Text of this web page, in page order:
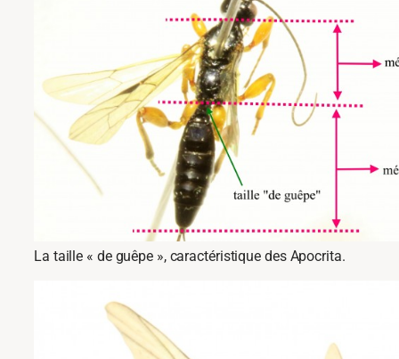
La taille « de guêpe », caractéristique des Apocrita.